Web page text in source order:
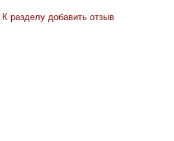
К разделу добавить отзыв